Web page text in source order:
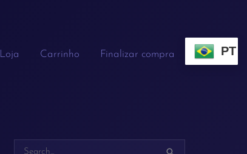
Loja Carrinho Finalizar compra PT